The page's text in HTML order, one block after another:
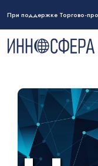
При поддержке Торгово-